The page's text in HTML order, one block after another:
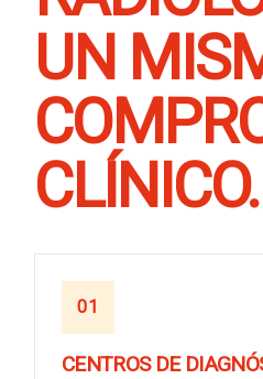
UN
CLÍNICO.
01
CENTROS DE